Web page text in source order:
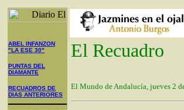
ABEL INFANZON
"LA ESE 30"
PUNTAS DEL
DIAMANTE
RECUADROS DE
DIAS ANTERIORES
El Recuadro
El Mundo de Andalucía, jueves 2